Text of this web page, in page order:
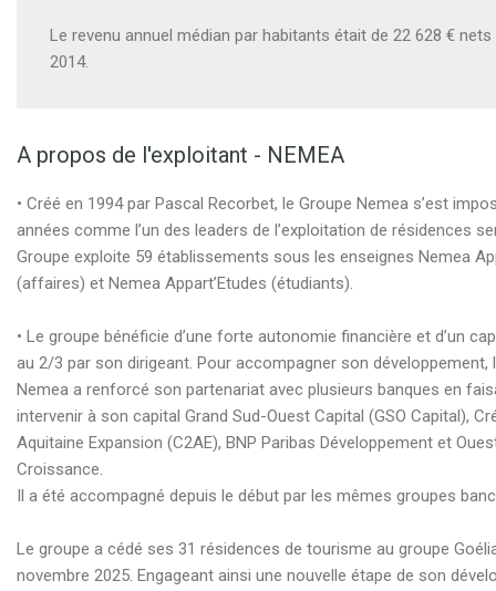
Le revenu annuel médian par habitants était de 22 628 € nets
2014.
A propos de l'exploitant - NEMEA
• Créé en 1994 par Pascal Recorbet, le Groupe Nemea s’est
années comme l’un des leaders de l’exploitation de résidences
Groupe exploite 59 établissements sous les enseignes Nemea
(affaires) et Nemea Appart’Etudes (étudiants).
• Le groupe bénéficie d’une forte autonomie financière et d’un
au 2/3 par son dirigeant. Pour accompagner son développement,
Nemea a renforcé son partenariat avec plusieurs banques en
intervenir à son capital Grand Sud-Ouest Capital (GSO Capital),
Aquitaine Expansion (C2AE), BNP Paribas Développement et
Croissance.
Il a été accompagné depuis le début par les mêmes groupes
Le groupe a cédé ses 31 résidences de tourisme au groupe
novembre 2025. Engageant ainsi une nouvelle étape de son